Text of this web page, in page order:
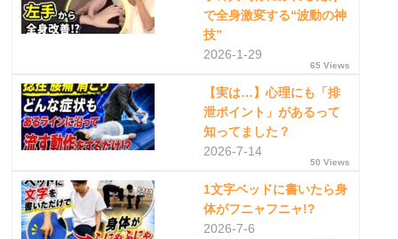
で全身激変する“波動の神
技”
2026-1-29
65 Views
【実は…】心理にも「排
泄ポイント」があるって
知ってました？
2026-7-14
50 Views
1文字ベッドに書いたら身
体がフニャフニャ!?
2026-7-6